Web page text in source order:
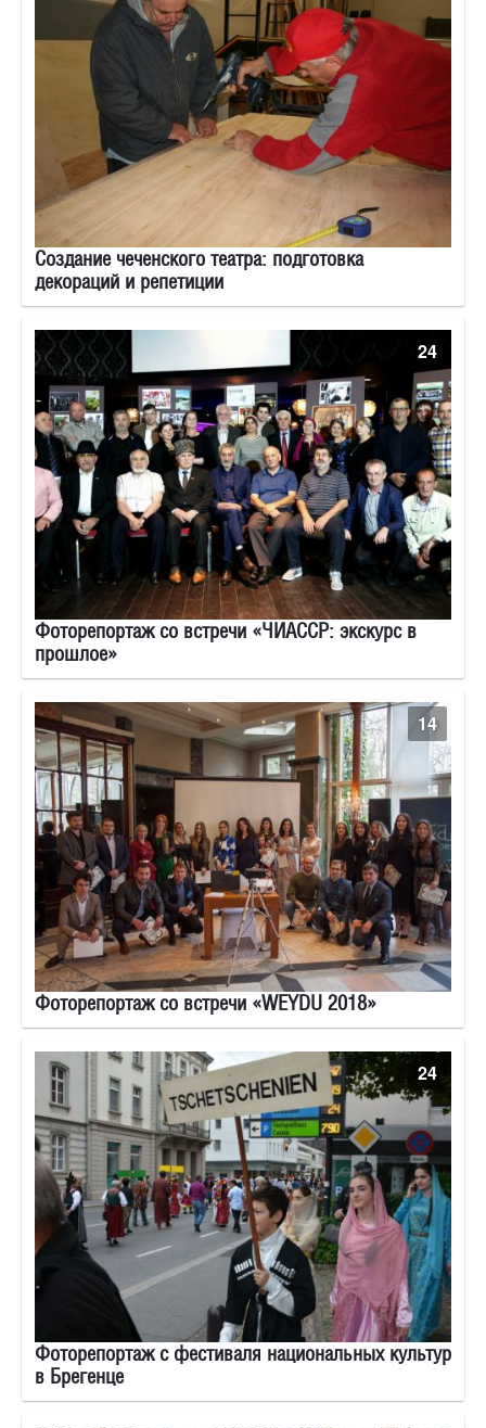
Создание чеченского театра: подготовка
декораций и репетиции
Фоторепортаж со встречи «ЧИАССР: экскурс в
прошлое»
24
Фоторепортаж со встречи «WEYDU 2018»
14
Фоторепортаж с фестиваля национальных культур
в Брегенце
24